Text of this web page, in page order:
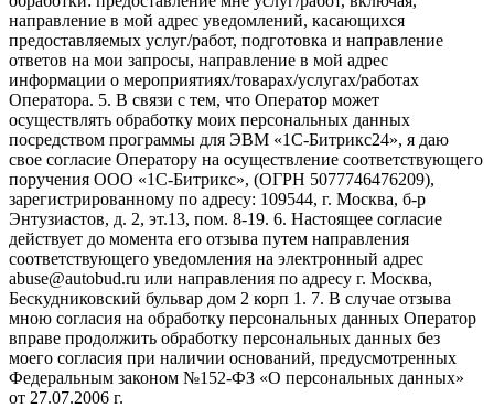
направление в мой адрес уведомлений, касающихся
предоставляемых услуг/работ, подготовка и направление
ответов на мои запросы, направление в мой адрес
информации о мероприятиях/товарах/услугах/работах
Оператора. 5. В связи с тем, что Оператор может
осуществлять обработку моих персональных данных
посредством программы для ЭВМ «1С-Битрикс24», я даю
свое согласие Оператору на осуществление соответствующего
поручения ООО «1С-Битрикс», (ОГРН 5077746476209),
зарегистрированному по адресу: 109544, г. Москва, б-р
Энтузиастов, д. 2, эт.13, пом. 8-19. 6. Настоящее согласие
действует до момента его отзыва путем направления
соответствующего уведомления на электронный адрес
abuse@autobud.ru или направления по адресу г. Москва,
Бескудниковский бульвар дом 2 корп 1. 7. В случае отзыва
мною согласия на обработку персональных данных Оператор
вправе продолжить обработку персональных данных без
моего согласия при наличии оснований, предусмотренных
Федеральным законом №152-ФЗ «О персональных данных»
от 27.07.2006 г.